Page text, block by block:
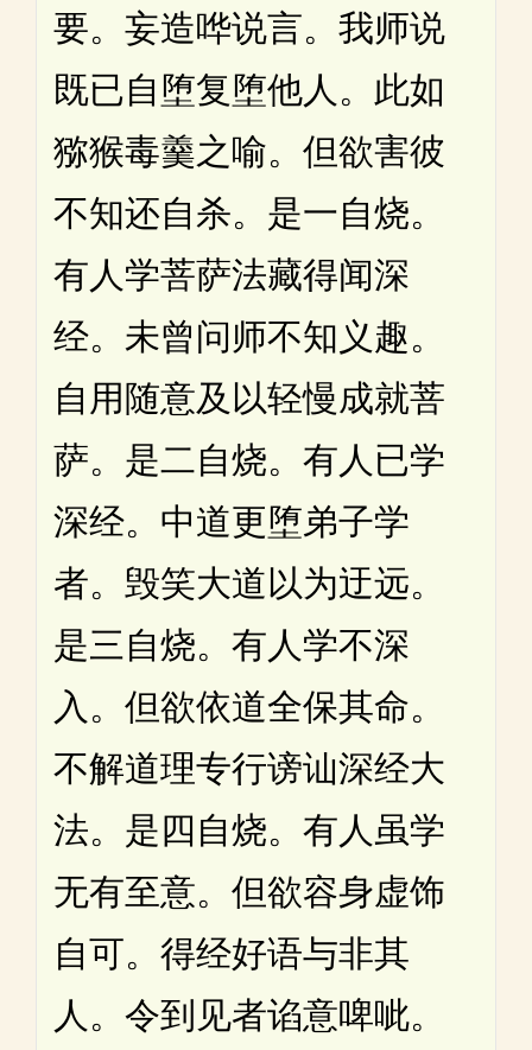
要。妄造哗说言。我师说
既已自堕复堕他人。此如
猕猴毒羹之喻。但欲害彼
不知还自杀。是一自烧。
有人学菩萨法藏得闻深
经。未曾问师不知义趣。
自用随意及以轻慢成就菩
萨。是二自烧。有人已学
深经。中道更堕弟子学
者。毁笑大道以为迂远。
是三自烧。有人学不深
入。但欲依道全保其命。
不解道理专行谤讪深经大
法。是四自烧。有人虽学
无有至意。但欲容身虚饰
自可。得经好语与非其
人。令到见者谄意啤呲。